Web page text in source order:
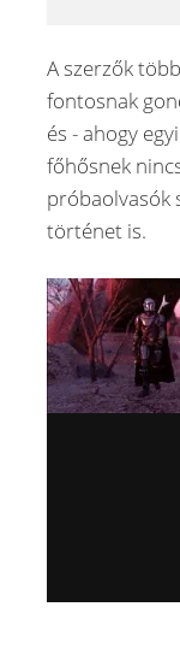
A szerzők
fontosnak
és - ahogy
főhősnek
próbaolvasók
történet is.